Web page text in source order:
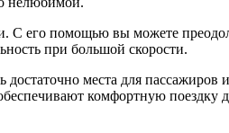
С его помощью вы можете
при большой скорости.
места для пассажиров и
комфортную поездку